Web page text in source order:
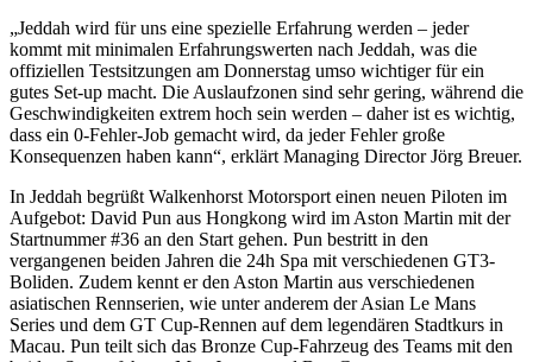
„Jeddah wird für uns eine spezielle Erfahrung werden – jeder
kommt mit minimalen Erfahrungswerten nach Jeddah, was die
offiziellen Testsitzungen am Donnerstag umso wichtiger für ein
gutes Set-up macht. Die Auslaufzonen sind sehr gering, während die
Geschwindigkeiten extrem hoch sein werden – daher ist es wichtig,
dass ein 0-Fehler-Job gemacht wird, da jeder Fehler große
Konsequenzen haben kann“, erklärt Managing Director Jörg Breuer.
In Jeddah begrüßt Walkenhorst Motorsport einen neuen Piloten im
Aufgebot: David Pun aus Hongkong wird im Aston Martin mit der
Startnummer #36 an den Start gehen. Pun bestritt in den
vergangenen beiden Jahren die 24h Spa mit verschiedenen GT3-
Boliden. Zudem kennt er den Aston Martin aus verschiedenen
asiatischen Rennserien, wie unter anderem der Asian Le Mans
Series und dem GT Cup-Rennen auf dem legendären Stadtkurs in
Macau. Pun teilt sich das Bronze Cup-Fahrzeug des Teams mit den